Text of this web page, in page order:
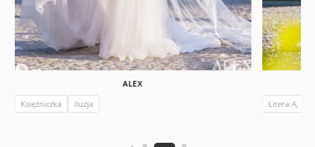
ALEX
Księżniczka
Iluzja Litera A,